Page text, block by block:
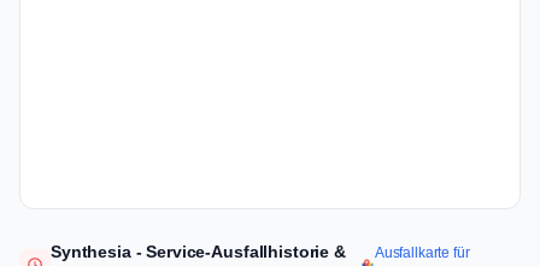
Synthesia - Service-Ausfallhistorie &
Ausfallkarte für